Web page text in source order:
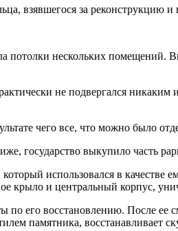
взявшегося за реконструкцию и
нескольких помещений.
не подвергался
чего все, что можно было
государство выкупило часть
использовался в
крыло и центральный корпус,
по его восстановлению. После
памятника, восстанавливает